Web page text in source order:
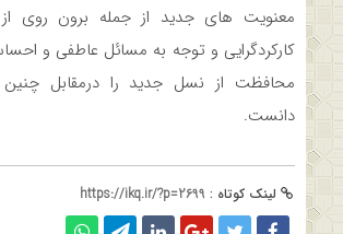
معنویت های جدید از جمله برون روی از
کارکردگرایی و توجه به مسائل عاطفی و
محافظت از نسل جدید را درمقابل چنین
دانست.
لینک کوتاه : https://ikq.ir/?p=2699